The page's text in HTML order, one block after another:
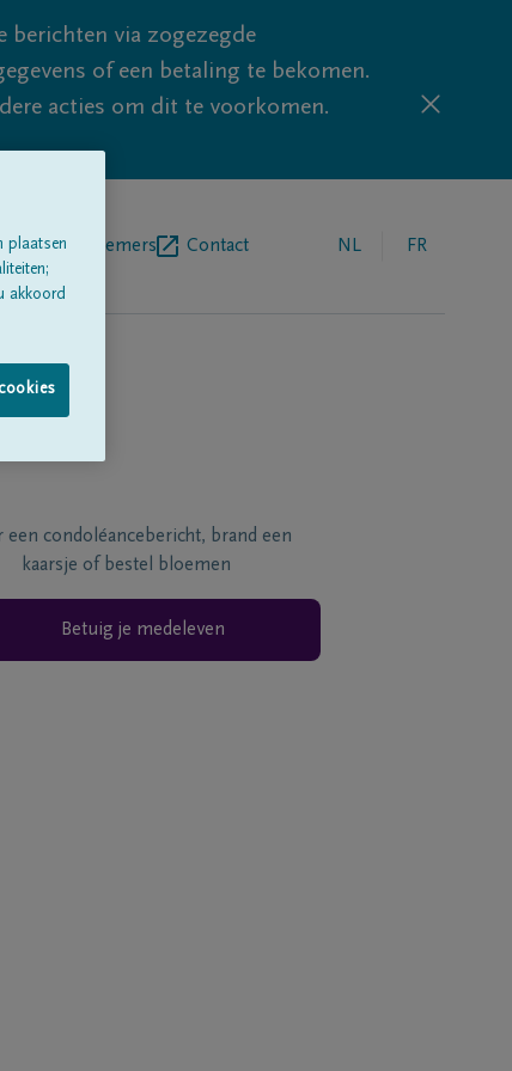
berichten via zogezegde
of een betaling te bekomen.
acties om dit te voorkomen.
Contact NL FR
een condoléancebericht, brand een
kaarsje of bestel bloemen
Betuig je medeleven
plaatsen
akkoord